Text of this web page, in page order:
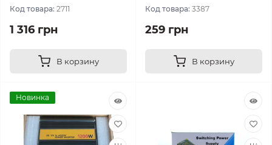
Код товара: 2711
1 316 грн
В корзину
Код товара: 3387
259 грн
В корзину
Новинка